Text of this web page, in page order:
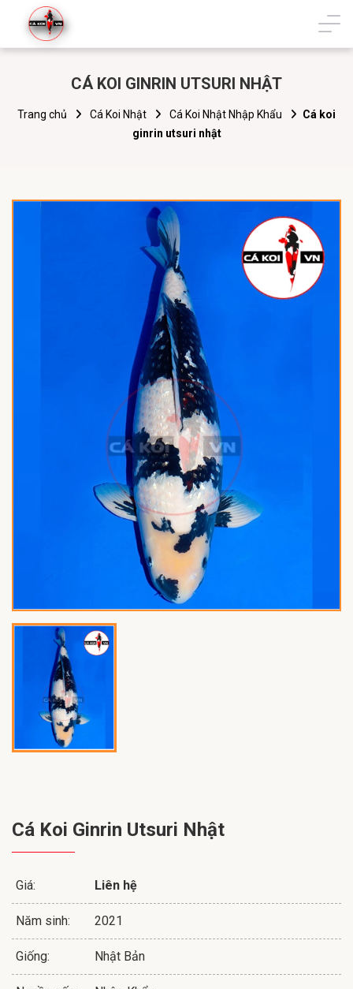
CÁ KOI GINRIN UTSURI NHẬT
Trang chủ Cá Koi Nhật Cá Koi Nhật Nhập Khẩu
Cá koi
ginrin utsuri nhật
Cá Koi Ginrin Utsuri Nhật
Giá: Liên hệ
Năm sinh: 2021
Giống: Nhật Bản